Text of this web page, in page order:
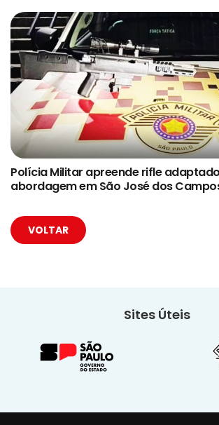
Polícia Militar apreende rifle
abordagem em São José dos
VOLTAR
Sites Úteis